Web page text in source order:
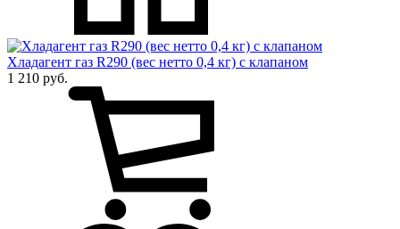
Хладагент газ R290 (вес нетто 0,4 кг) с клапаном
1 210 руб.